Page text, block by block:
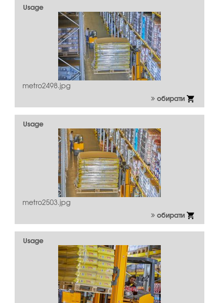
Usage
metro2498.jpg
обирати
Usage
metro2503.jpg
обирати
Usage